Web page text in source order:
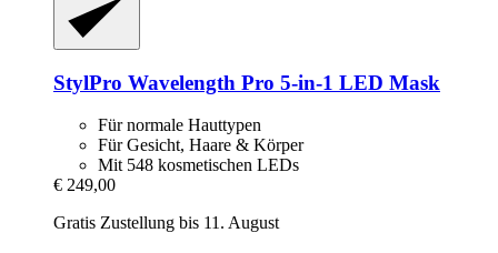
StylPro Wavelength Pro 5-​in-​1 LED Mask
Für normale Hauttypen
Für Gesicht, Haare & Körper
Mit 548 kosmetischen LEDs
€ 249,00
Gratis Zustellung bis 11. August